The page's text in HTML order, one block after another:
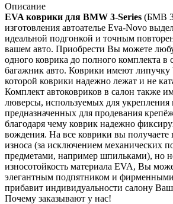
Описание
EVA коврики для BMW 3-Series (БМВ
изготовления автоателье Eva-Novo
идеальной подгонкой и точным
вашем авто. Приобрести Вы можете
одного коврика до полного комплекта
багажник авто. Коврики имеют липучку
которой коврики надежно лежат и не
Комплект автоковриков в салон также
люверсы, используемых для укрепления
предназначенных для продевания
благодаря чему коврик надежно
вождения. На все коврики вы получаете
износа (за исключением механических
предметами, например шпильками), но
износотойкость материала EVA, Вы
элегантным подпятником и
прибавит индивидуальности салону
Почему заказывают у нас!